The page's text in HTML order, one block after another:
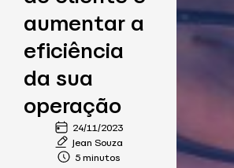
aumentar a
eficiência
da sua
operação
24/11/2023
Jean Souza
5 minutos